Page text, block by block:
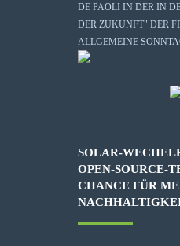
DE PAOLI IN DER IN
DER ZUKUNFT" DER
ALLGEMEINE
SOLAR-
OPEN-SOURCE-
CHANCE FÜR